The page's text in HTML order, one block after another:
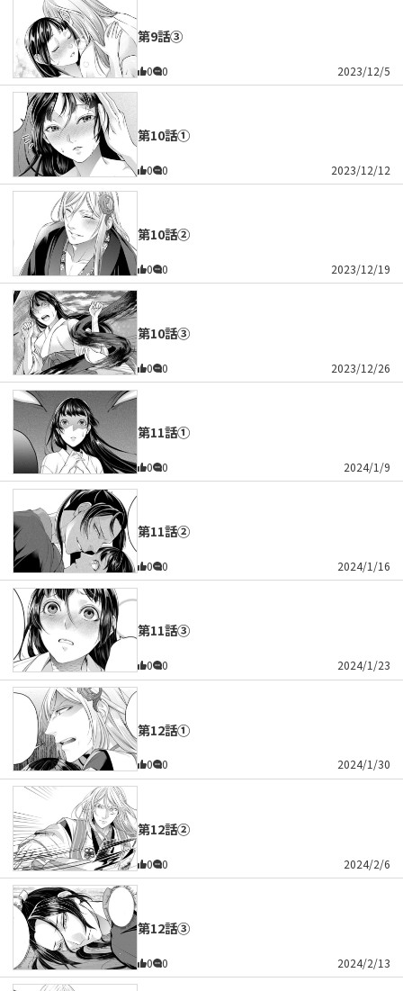
第9話③
0 0 2023/12/5
第10話①
0 0 2023/12/12
第10話②
0 0 2023/12/19
第10話③
0 0 2023/12/26
第11話①
0 0 2024/1/9
第11話②
0 0 2024/1/16
第11話③
0 0 2024/1/23
第12話①
0 0 2024/1/30
第12話②
0 0 2024/2/6
第12話③
0 0 2024/2/13